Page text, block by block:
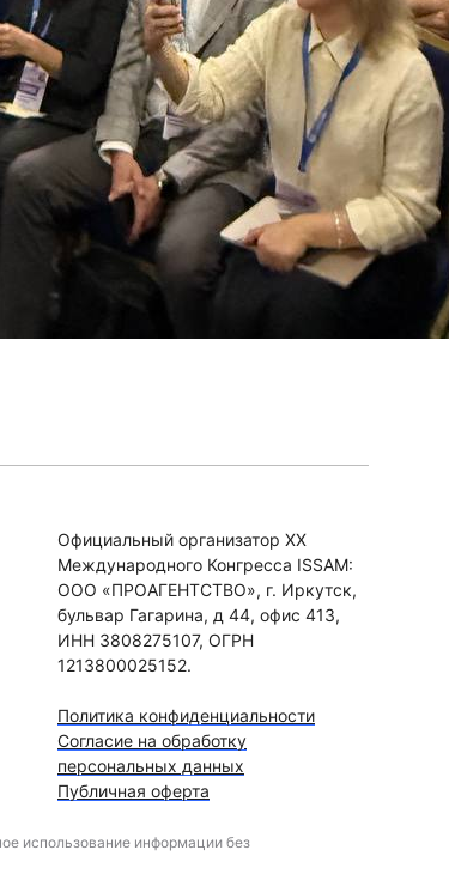
Официальный организатор XX
Международного Конгресса ISSAM:
ООО «ПРОАГЕНТСТВО», г. Иркутск,
бульвар Гагарина, д 44, офис 413,
ИНН 3808275107, ОГРН
1213800025152.
Политика конфиденциальности
Согласие на обработку
персональных данных
Публичная оферта
использование информации без